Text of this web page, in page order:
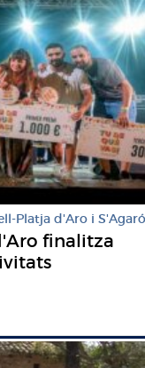
Platja d'Aro i S'Agaró
finalitza